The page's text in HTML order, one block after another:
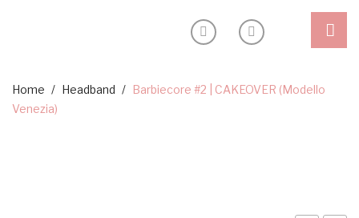
Shop
Home / Headband / Barbiecore #2 | CAKEOVER (modello
Venezia)